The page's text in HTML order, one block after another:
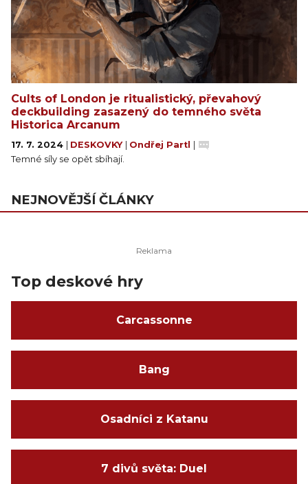
Cults of London je ritualistický, převahový
deckbuilding zasazený do temného světa
Historica Arcanum
17. 7. 2024 DESKOVKY Ondřej Partl
Temné síly se opět sbíhají.
NEJNOVĚJŠÍ ČLÁNKY
Top deskové hry
Carcassonne
Bang
Osadníci z Katanu
7 divů světa: Duel